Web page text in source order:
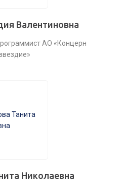
Валентиновна
АО «Концерн
Николаевна